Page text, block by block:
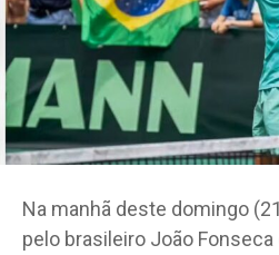
Na manhã deste domingo
pelo brasileiro João Fonseca